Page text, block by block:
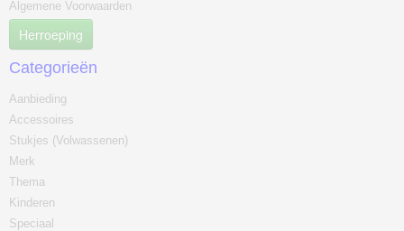
Algemene Voorwaarden
Herroeping
Categorieën
Aanbieding
Accessoires
Stukjes (Volwassenen)
Merk
Thema
Kinderen
Speciaal